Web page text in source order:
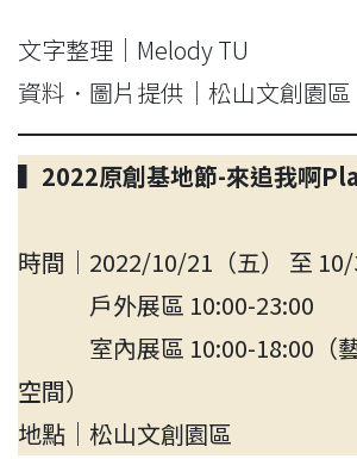
文字整理｜Melody TU
資料．圖片提供｜松山文創園區
▍2022原創基地節-來追我啊
時間｜2022/10/21（五） 至 10/
戶外展區 10:00-23:00
室內展區 10:00-18:00（藝
空間）
地點｜松山文創園區